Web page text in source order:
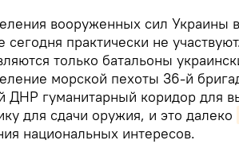
вооруженных сил Украины
сегодня практически не
только батальоны
морской пехоты 36-й
ДНР гуманитарный коридор для
для сдачи оружия, и это далеко
национальных интересов.